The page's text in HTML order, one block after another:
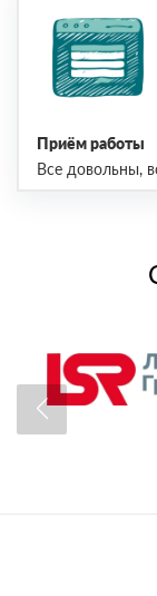
Приём работы
Все довольны,